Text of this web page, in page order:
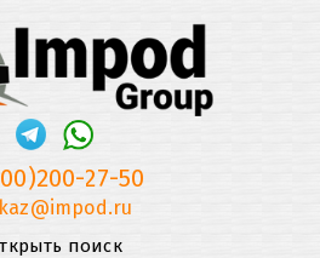
27-50
поиск